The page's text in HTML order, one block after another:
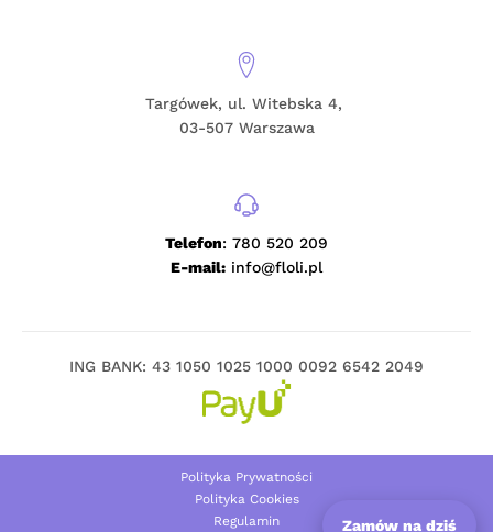
Targówek, ul. Witebska 4,
03-507 Warszawa
Telefon: 780 520 209
E-mail: info@floli.pl
ING BANK: 43 1050 1025 1000 0092 6542 2049
Polityka Prywatności
Polityka Cookies
Regulamin
Zamów na dziś